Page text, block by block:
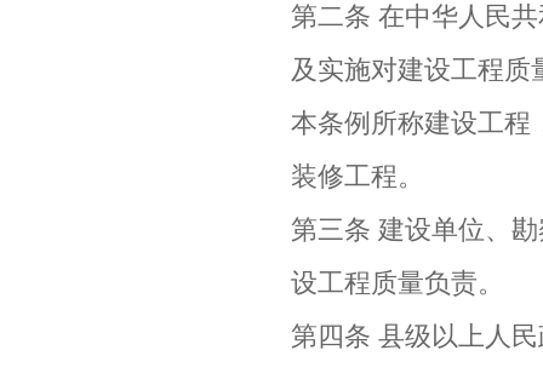
第二条 在中华人民
及实施对建设工程质
本条例所称建设工程
装修工程。
第三条 建设单位、
设工程质量负责。
第四条 县级以上人